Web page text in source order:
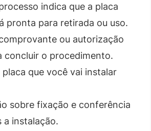
indica que a placa
pronta para retirada ou uso.
ou autorização
concluir o procedimento.
placa que você vai instalar
sobre fixação e conferência
a instalação.